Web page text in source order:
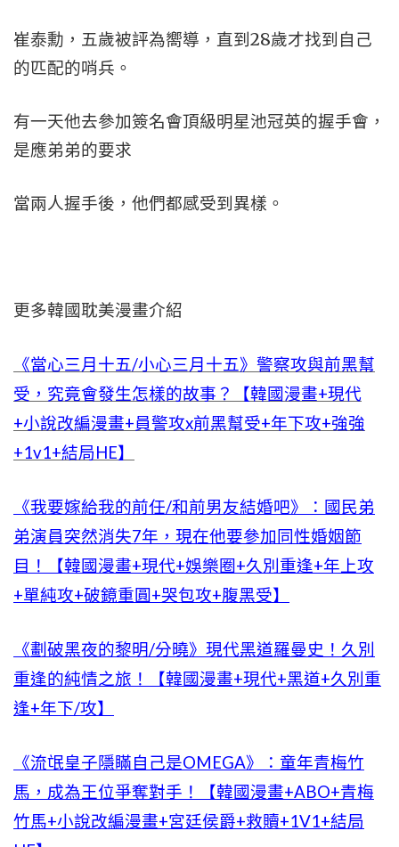
崔泰勳，五歲被評為嚮導，直到28歲才找到自己
的匹配的哨兵。
有一天他去參加簽名會頂級明星池冠英的握手會，
是應弟弟的要求
當兩人握手後，他們都感受到異樣。
更多韓國耽美漫畫介紹
《當心三月十五/小心三月十五》警察攻與前黑幫
受，究竟會發生怎樣的故事？【韓國漫畫+現代
+小說改編漫畫+員警攻x前黑幫受+年下攻+強強
+1v1+結局HE】
《我要嫁給我的前任/和前男友結婚吧》：國民弟
弟演員突然消失7年，現在他要參加同性婚姻節
目！【韓國漫畫+現代+娛樂圈+久別重逢+年上攻
+單純攻+破鏡重圓+哭包攻+腹黑受】
《劃破黑夜的黎明/分曉》現代黑道羅曼史！久別
重逢的純情之旅！【韓國漫畫+現代+黑道+久別重
逢+年下/攻】
《流氓皇子隱瞞自己是OMEGA》：童年青梅竹
馬，成為王位爭奪對手！【韓國漫畫+ABO+青梅
竹馬+小說改編漫畫+宮廷侯爵+救贖+1V1+結局